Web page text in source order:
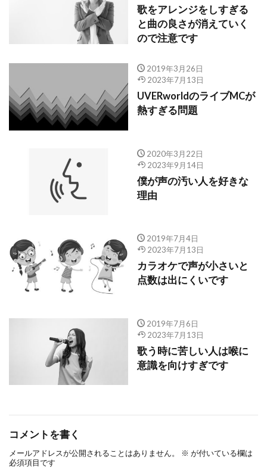
歌をアレンジをしすぎる
と曲の良さが消えていく
ので注意です
2019年3月26日
2023年7月13日
UVERworldのライブMCが
熱すぎる問題
2020年3月22日
2023年9月14日
僕が声の汚い人を好きな
理由
2019年7月4日
2023年7月13日
カラオケで声が小さいと
点数は出にくいです
2019年7月6日
2023年7月13日
歌う時に苦しい人は喉に
意識を向けすぎです
コメントを書く
メールアドレスが公開されることはありません。 ※ が付いている欄は
必須項目です